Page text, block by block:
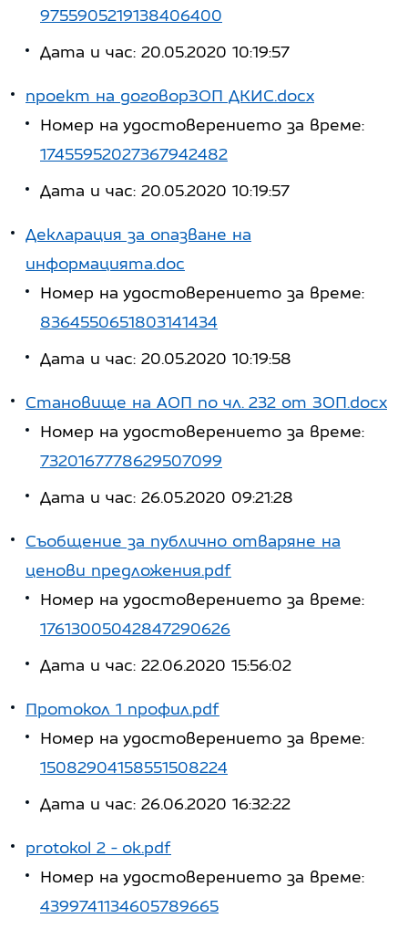
9755905219138406400
Дата и час: 20.05.2020 10:19:57
проект на договорЗОП ДКИС.docx
Номер на удостоверението за време:
17455952027367942482
Дата и час: 20.05.2020 10:19:57
Декларация за опазване на
информацията.doc
Номер на удостоверението за време:
8364550651803141434
Дата и час: 20.05.2020 10:19:58
Становище на АОП по чл. 232 от ЗОП.docx
Номер на удостоверението за време:
7320167778629507099
Дата и час: 26.05.2020 09:21:28
Съобщение за публично отваряне на
ценови предложения.pdf
Номер на удостоверението за време:
17613005042847290626
Дата и час: 22.06.2020 15:56:02
Протокол 1 профил.pdf
Номер на удостоверението за време:
15082904158551508224
Дата и час: 26.06.2020 16:32:22
protokol 2 - ок.pdf
Номер на удостоверението за време:
4399741134605789665